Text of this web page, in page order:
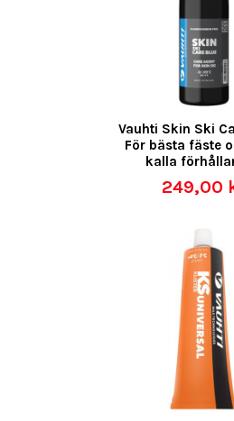
Vauhti Skin Ski
För bästa fäste
kalla
249,00